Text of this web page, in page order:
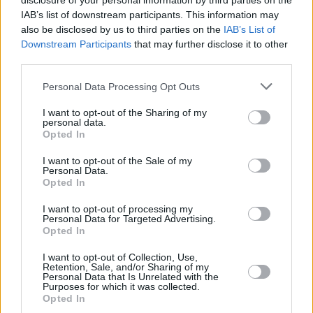
IAB’s list of downstream participants. This information may
also be disclosed by us to third parties on the IAB’s List of
Downstream Participants that may further disclose it to other
Please note that this website/app uses one or more Google
not limited to your visit or usage behaviour. You may click to
grant or deny consent to Google and its third-party tags to
use your data for below specified purposes in below Google
consent section.
Personal Data Processing Opt Outs
I want to opt-out of the Sharing of my
personal data.
Opted In
I want to opt-out of the Sale of my
Personal Data.
Opted In
I want to opt-out of processing my
Personal Data for Targeted Advertising.
Opted In
I want to opt-out of Collection, Use,
Retention, Sale, and/or Sharing of my
Personal Data that Is Unrelated with the
Purposes for which it was collected.
Opted In
BudaBest,” sagt die FigurIn einemStar TrekEpisode spielt
im Jahr 2372, können wir auch ungarische Referenzen treffen
In einer Szene wird ungarisches Essen namens
Hühnerpaprika hergestellt.